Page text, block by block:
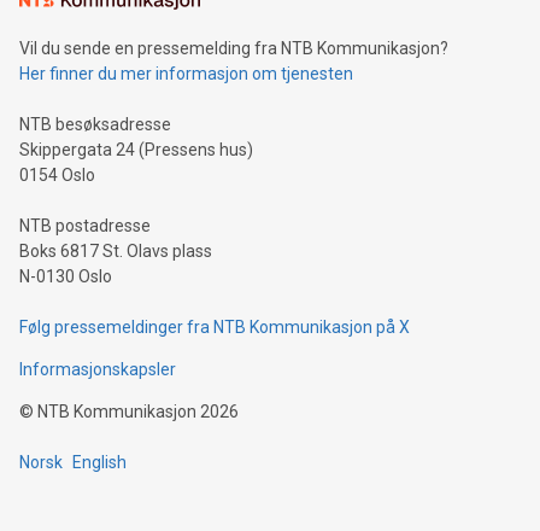
Vil du sende en pressemelding fra NTB Kommunikasjon?
Her finner du mer informasjon om tjenesten
NTB besøksadresse
Skippergata 24 (Pressens hus)
0154 Oslo
NTB postadresse
Boks 6817 St. Olavs plass
N-0130 Oslo
Følg pressemeldinger fra NTB Kommunikasjon på X
Informasjonskapsler
© NTB Kommunikasjon 2026
Norsk English